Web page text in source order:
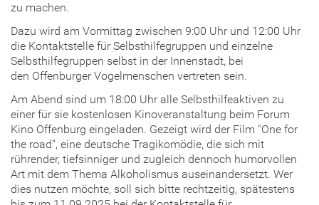
zu machen.
Dazu wird am Vormittag zwischen 9:00 Uhr und 12:00 Uhr
die Kontaktstelle für Selbsthilfegruppen und einzelne
Selbsthilfegruppen selbst in der Innenstadt, bei
den Offenburger Vogelmenschen vertreten sein.
Am Abend sind um 18:00 Uhr alle Selbsthilfeaktiven zu
einer für sie kostenlosen Kinoveranstaltung beim Forum
Kino Offenburg eingeladen. Gezeigt wird der Film "One for
the road", eine deutsche Tragikomödie, die sich mit
rührender, tiefsinniger und zugleich dennoch humorvollen
Art mit dem Thema Alkoholismus auseinandersetzt. Wer
dies nutzen möchte, soll sich bitte rechtzeitig, spätestens